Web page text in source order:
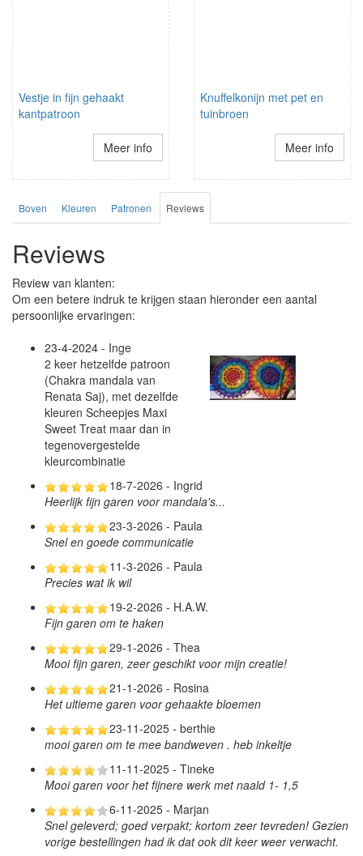
Vestje in fijn gehaakt
kantpatroon
Meer info
Knuffelkonijn met pet en
tuinbroen
Meer info
Boven Kleuren Patronen Reviews
Reviews
Review van klanten:
Om een betere indruk te krijgen staan hieronder een aantal
persoonlijke ervaringen:
23-4-2024 - Inge
2 keer hetzelfde patroon
(Chakra mandala van
Renata Saj), met dezelfde
kleuren Scheepjes Maxi
Sweet Treat maar dan in
tegenovergestelde
kleurcombinatie
18-7-2026 - Ingrid
Heerlijk fijn garen voor mandala's...
23-3-2026 - Paula
Snel en goede communicatie
11-3-2026 - Paula
Precies wat ik wil
19-2-2026 - H.A.W.
Fijn garen om te haken
29-1-2026 - Thea
Mooi fijn garen, zeer geschikt voor mijn creatie!
21-1-2026 - Rosina
Het ultieme garen voor gehaakte bloemen
23-11-2025 - berthie
mooi garen om te mee bandweven . heb inkeltje
11-11-2025 - Tineke
Mooi garen voor het fijnere werk met naald 1- 1,5
6-11-2025 - Marjan
Snel geleverd; goed verpakt; kortom zeer tevreden! Gezien
vorige bestellingen had ik dat ook dit keer weer verwacht.